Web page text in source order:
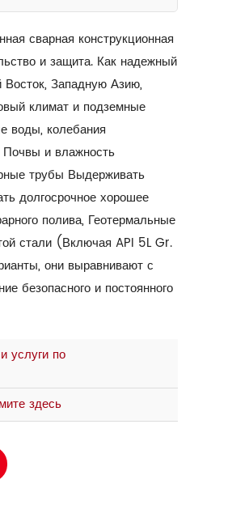
сварная конструкционная
и защита. Как надежный
Западную Азию,
климат и подземные
воды, колебания
Почвы и влажность
трубы Выдерживать
долгосрочное хорошее
полива, Геотермальные
стали (Включая API 5L Gr.
они выравнивают с
безопасного и постоянного
услуги по
здесь